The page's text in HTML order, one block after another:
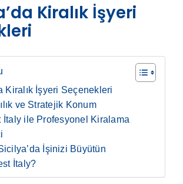
Kiralık İşyeri
Kiralık İşyeri Seçenekleri
ve Stratejik Konum
İtaly ile Profesyonel Kiralama
İşinizi Büyütün
İtaly?